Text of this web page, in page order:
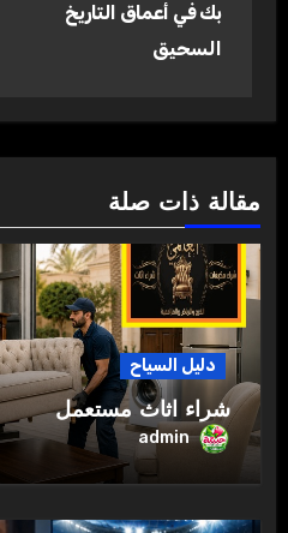
بك في أعماق التاريخ
السحيق
مقالة ذات صلة
دليل السياح
شراء اثاث مستعمل
admin